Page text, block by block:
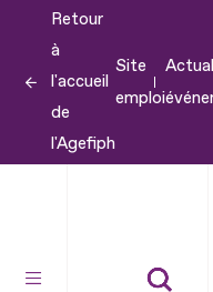
contenu
Retour
à
l'accueil
de
l'Agefiph
Site
emploi